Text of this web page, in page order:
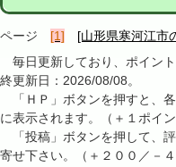
ページ [1] [山形県寒河江市
毎日更新しており、ポイン
終更新日：2026/08/08。
「ＨＰ」ボタンを押すと、
に表示されます。（＋１ポイン
「投稿」ボタンを押して、
寄せ下さい。（＋２００／－４